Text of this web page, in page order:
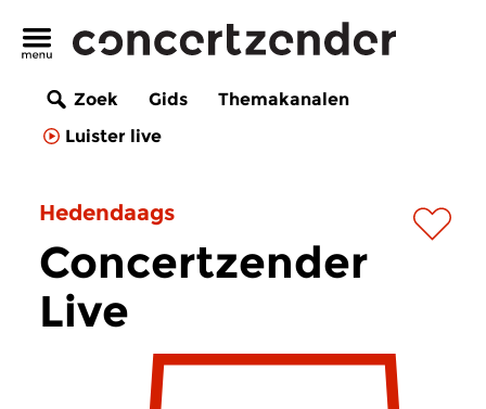
Zoek Gids
Themakanalen
Luister live
Hedendaags
Concertzender
Live